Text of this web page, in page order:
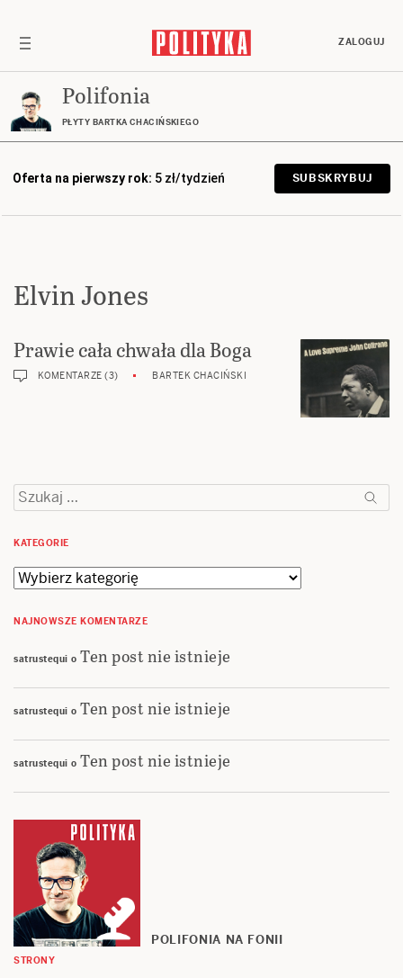
ZALOGUJ
Polifonia
PŁYTY BARTKA CHACIŃSKIEGO
Oferta na pierwszy rok: 5 zł/tydzień SUBSKRYBUJ
Elvin Jones
Prawie cała chwała dla Boga
KOMENTARZE (3) BARTEK CHACIŃSKI
Szukaj:
KATEGORIE
Kategorie
NAJNOWSZE KOMENTARZE
satrustequi o Ten post nie istnieje
satrustequi o Ten post nie istnieje
satrustequi o Ten post nie istnieje
POLIFONIA NA FONII
STRONY